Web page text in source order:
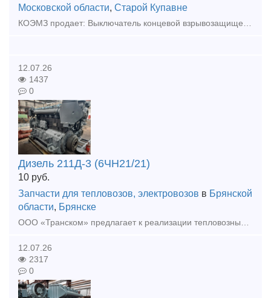
Московской области, Старой Купавне
КОЭМЗ продает: Выключатель концевой взрывозащищенный ВКМ-ВЗТ4-В. Выключатель ВКМ-ВЗТ4-В предназначен для коммутации электрических цепей управления переменного напряжения до 380В, частоты 50 и 60Гц.,
12.07.26
1437
0
Дизель 211Д-3 (6ЧН21/21)
10 руб.
Запчасти для тепловозов, электровозов в Брянской
области, Брянске
ООО «Транском» предлагает к реализации тепловозный дизель 211Д-3 (6ЧН21/21) для тепловоза ТГМ (после ТР). Дизель укомплектован коленчатым валом после шлифовки (2 град.). Ремонт осуществлялся предприя
12.07.26
2317
0